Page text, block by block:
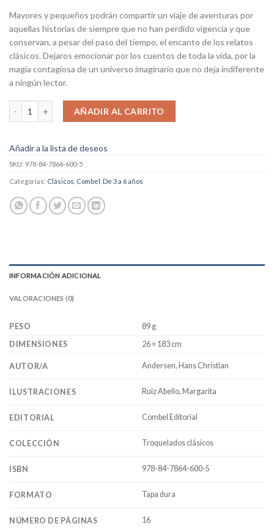
Mayores y pequeños podrán compartir un viaje de aventuras por
aquellas historias de siempre que no han perdido vigencia y que
conservan, a pesar del paso del tiempo, el encanto de los relatos
clásicos. Dejaros emocionar por los cuentos de toda la vida, por la
magia contagiosa de un universo imaginario que no deja indiferente
a ningún lector.
El traje del emperador cantidad
AÑADIR AL CARRITO
Añadir a la lista de deseos
SKU: 978-84-7864-600-5
Categorías: Clásicos Combel De 3 a 6 años
INFORMACIÓN ADICIONAL
VALORACIONES (0)
PESO
89 g
DIMENSIONES
26 × 183 cm
AUTOR/A Andersen, Hans Christian
ILUSTRACIONES Ruiz Abello, Margarita
EDITORIAL Combel Editorial
COLECCIÓN Troquelados clásicos
ISBN 978-84-7864-600-5
FORMATO Tapa dura
NÚMERO DE PÁGINAS 16